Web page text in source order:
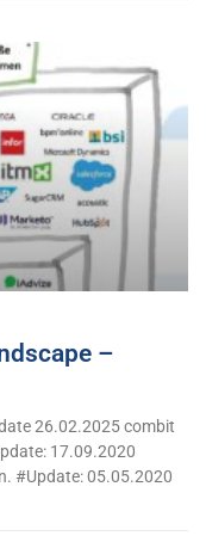
–
26.02.2025 combit
17.09.2020
#Update: 05.05.2020